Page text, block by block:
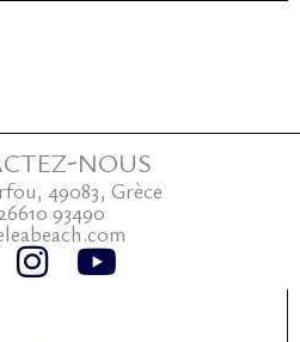
NOUS
49083, Grèce
93490
I Y